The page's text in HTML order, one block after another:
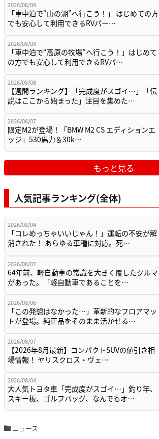
2026/08/09
「車中泊で“山の湖”へ行こう！」 はじめての方
でも安心して利用できるRVパー…
2026/08/08
「車中泊で“高原の牧場”へ行こう！」はじめて
の方でも安心して利用できるRVパ…
2026/08/08
【週間ランキング】「完成度がスゴイ…」「伝
説はここから始まった」注目を集めた…
2026/08/07
限定M2が登場！「BMW M2 CS エディションエ
ッジ」530馬力＆30k…
もっと見る
人気記事ランキング(全体)
2026/08/04
「コレめっちゃいいじゃん！」運転の不安が解
消された！ あらゆる車種に対応。死…
2026/08/07
64年前、軽自動車の常識を大きく覆したクルマ
があった。「軽自動車であることを…
2026/08/06
「この発想はなかった…」革新的なフロアマッ
トが登場。純正品をそのまま活かせる…
2026/08/07
【2026年8月最新】コンパクトSUVの値引き相
場情報！ ヤリスクロス・ヴェ…
2026/08/04
大人気トヨタ車「完成度がスゴイ…」釣り竿、
スキー板、ゴルフバッグ、なんでもオ…
ニュース